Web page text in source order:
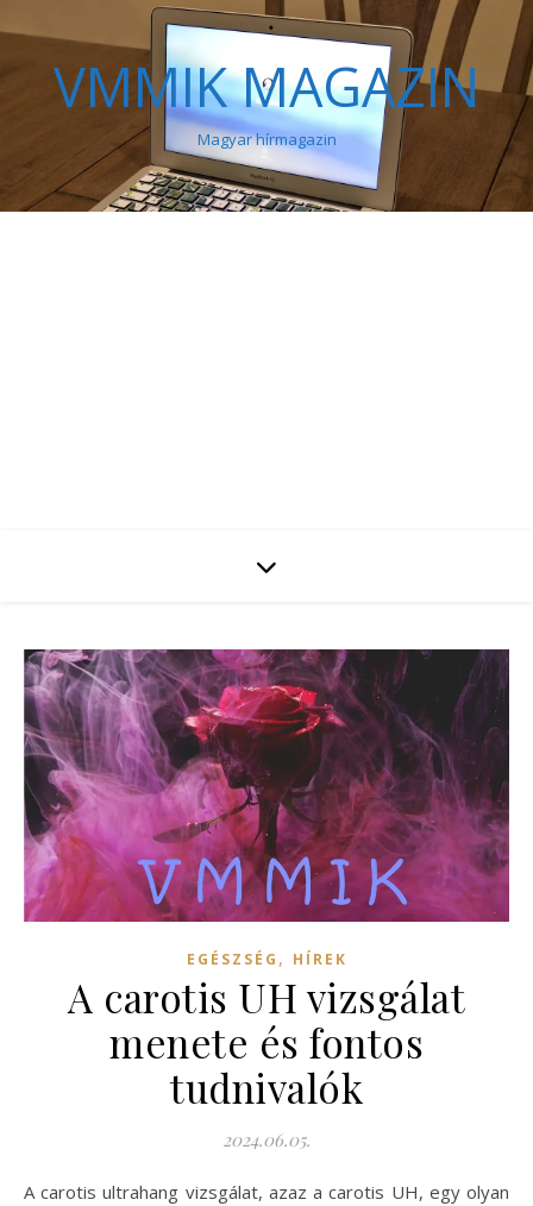
VMMIK MAGAZIN
Magyar hírmagazin
EGÉSZSÉG , HÍREK
A carotis UH vizsgálat
menete és fontos
tudnivalók
2024.06.05.
A carotis ultrahang vizsgálat, azaz a carotis UH, egy olyan